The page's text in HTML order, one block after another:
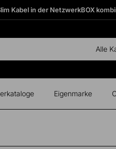
Kabel in der NetzwerkBOX
Alle
Eigenmarke